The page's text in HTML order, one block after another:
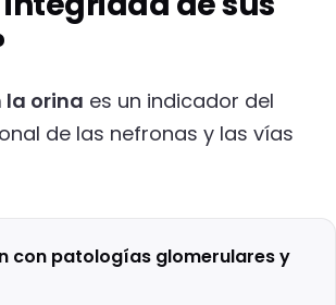
la orina es un indicador del
de las nefronas y las vías
con patologías glomerulares y